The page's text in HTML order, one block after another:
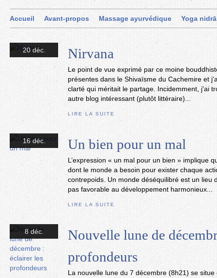
Accueil Avant-propos Massage ayurvédique Yoga nidrā
20 déc. Nirvana
Le point de vue exprimé par ce moine
présentes dans le Shivaïsme du Cachemire et
clarté qui méritait le partage. Incidemment, j'ai
autre blog intéressant (plutôt littéraire)...
LIRE LA SUITE
16 déc. Un bien pour un mal
L’expression « un mal pour un bien » implique
dont le monde a besoin pour exister chaque
contrepoids. Un monde déséquilibré est un lieu
pas favorable au développement harmonieux...
LIRE LA SUITE
8 déc.
Nouvelle lune de
profondeurs
La nouvelle lune du 7 décembre (8h21) se